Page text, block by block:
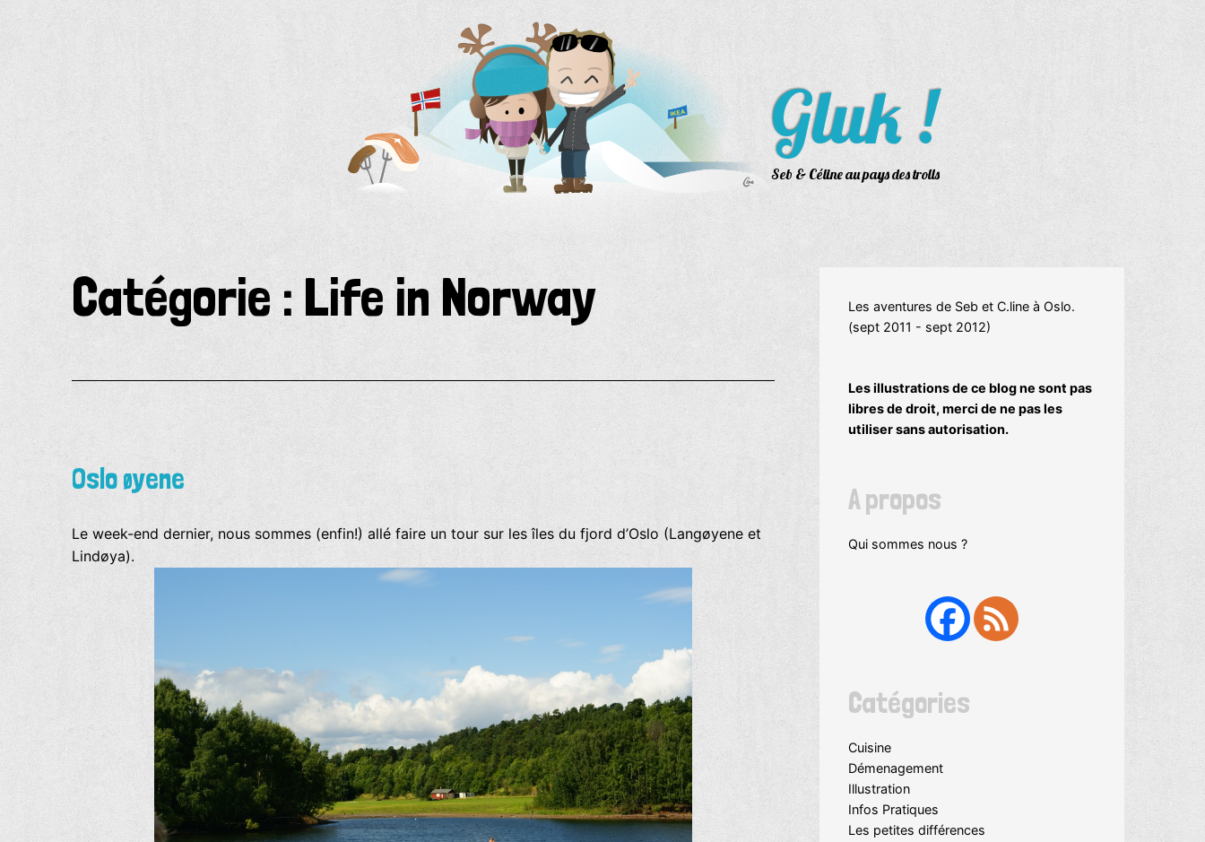
Gluk !
Seb & Céline au pays des trolls
Catégorie : Life in Norway
Oslo øyene
Le week-end dernier, nous sommes (enfin!) allé faire un tour sur les îles du fjord d’Oslo (Langøyene et
Lindøya).
Les aventures de Seb et C.line à Oslo.
(sept 2011 - sept 2012)
Les illustrations de ce blog ne sont pas
libres de droit, merci de ne pas les
utiliser sans autorisation.
A propos
Qui sommes nous ?
Catégories
Cuisine
Démenagement
Illustration
Infos Pratiques
Les petites différences